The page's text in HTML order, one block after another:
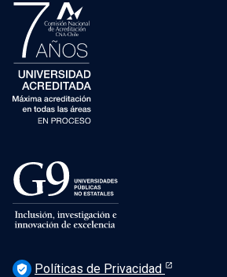
verified_user Políticas de Privacidad